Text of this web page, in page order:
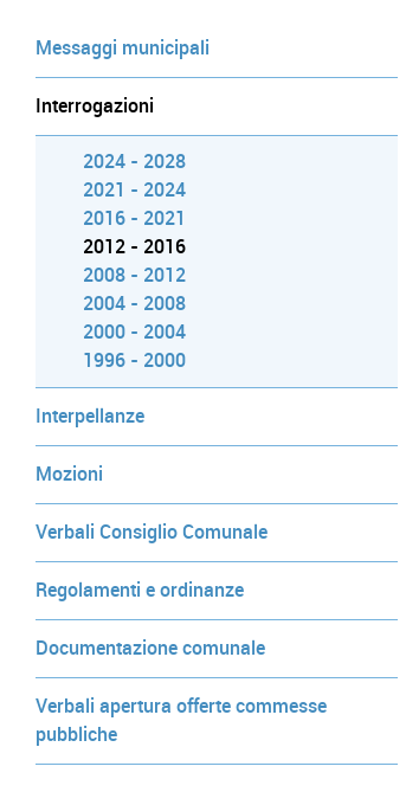
Messaggi municipali
Interrogazioni
2024 - 2028
2021 - 2024
2016 - 2021
2012 - 2016
2008 - 2012
2004 - 2008
2000 - 2004
1996 - 2000
Interpellanze
Mozioni
Verbali Consiglio Comunale
Regolamenti e ordinanze
Documentazione comunale
Verbali apertura offerte commesse
pubbliche